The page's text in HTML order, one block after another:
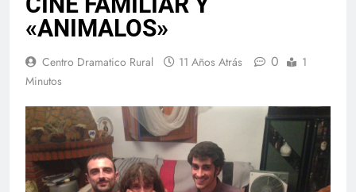
«ANIMALOS»
Centro Dramatico Rural 11 Años Atrás 0
1
Minutos